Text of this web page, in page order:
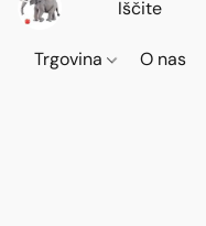
Trgovina O nas